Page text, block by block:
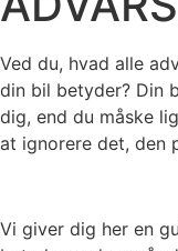
Ved du, hvad alle
din bil betyder? Din
dig, end du måske
at ignorere det,
Vi giver dig her en